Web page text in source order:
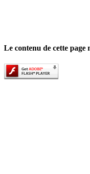
Le contenu de cette page